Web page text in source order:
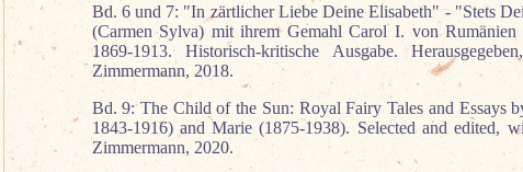
Bd. 6 und 7: "In zärtlicher Liebe Deine Elisabeth" - "Stets
(Carmen Sylva) mit ihrem Gemahl Carol I. von
1869-1913. Historisch-kritische Ausgabe.
Zimmermann, 2018.
Bd. 9: The Child of the Sun: Royal Fairy Tales and Essays
1843-1916) and Marie (1875-1938). Selected and edited,
Zimmermann, 2020.